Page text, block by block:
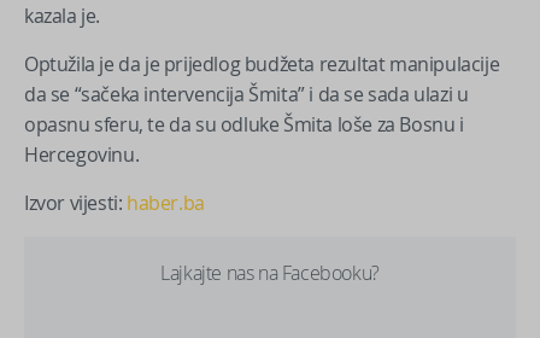
kazala je.
Optužila je da je prijedlog budžeta rezultat manipulacije
da se “sačeka intervencija Šmita” i da se sada ulazi u
opasnu sferu, te da su odluke Šmita loše za Bosnu i
Hercegovinu.
Izvor vijesti: haber.ba
Lajkajte nas na Facebooku?